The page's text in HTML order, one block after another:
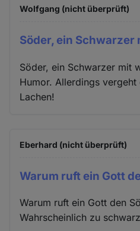
Wolfgang (nicht überprüft)
Söder, ein Schwarzer
Söder, ein Schwarzer mit
Humor. Allerdings
Lachen!
Eberhard (nicht überprüft)
Warum ruft ein Gott
Warum ruft ein Gott den
Wahrscheinlich zu